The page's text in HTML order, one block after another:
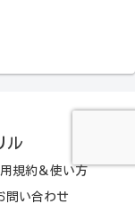
ル
規約＆使い方
問い合わせ